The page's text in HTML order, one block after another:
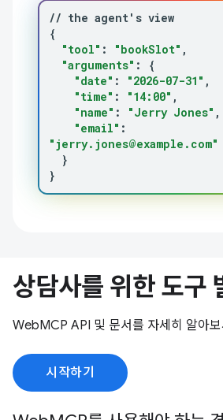
// the agent' s
{
"tool" : "bookSlot"
"arguments" :
{
"date" : "2026-07-31"
"time" : "14:00"
"name" : "Jerry Jones"
"email" :
"jerry.jones@example.com"
}
}
상담사를 위한 도구
WebMCP API 및 문서를 자세히 알아
시작하기